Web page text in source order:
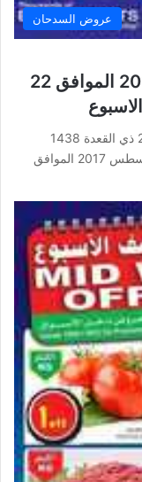
عروض السدحان
عروض السدحان 14 أغسطس 2017 الموافق 22
عروض السدحان 14 أغسطس 2017 الموافق 22 ذي القعدة 1438
عروض منتصف الاسبوع عروض السدحان 14 أغسطس 2017 الموافق